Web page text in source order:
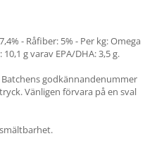
- Råfiber: 5% - Per kg: Omega
g varav EPA/DHA: 3,5 g.
Batchens godkännandenummer
Vänligen förvara på en sval